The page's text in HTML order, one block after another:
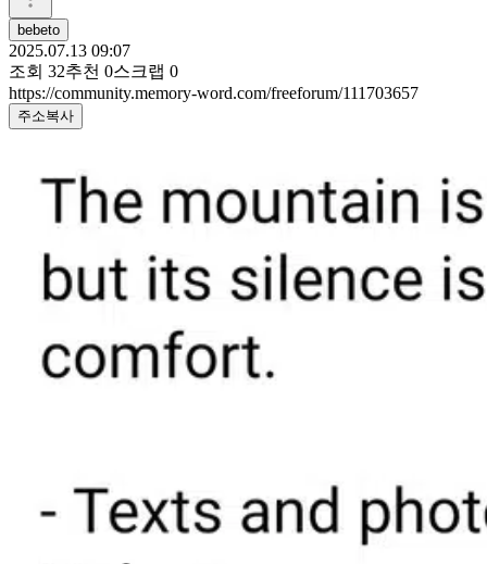
bebeto
2025.07.13 09:07
조회 32추천 0스크랩 0
https://community.memory-word.com/freeforum/111703657
주소복사